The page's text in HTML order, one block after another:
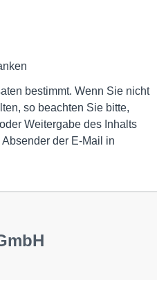
bestimmt. Wenn Sie nicht
so beachten Sie bitte,
Weitergabe des Inhalts
der E-Mail in